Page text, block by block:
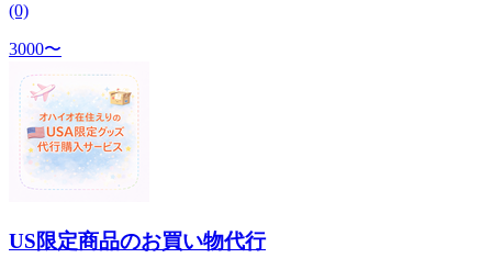
(0)
3000〜
US限定商品のお買い物代行